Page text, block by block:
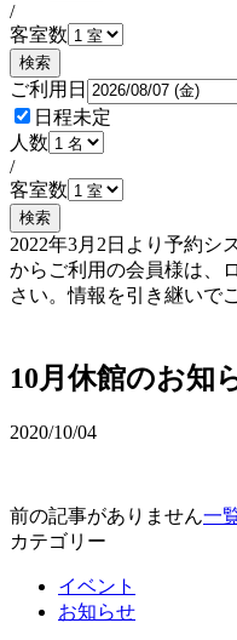
/
客室数
検索
ご利用日
日程未定
人数
/
客室数
検索
2022年3月2日より予約シ
からご利用の会員様は、
さい。情報を引き継いで
10月休館のお知
2020/10/04
前の記事がありません一
カテゴリー
イベント
お知らせ